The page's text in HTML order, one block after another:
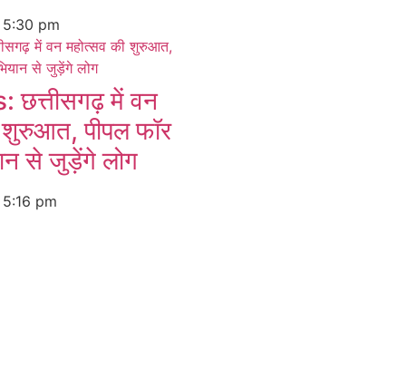
5:30 pm
छत्तीसगढ़ में वन
शुरुआत, पीपल फॉर
से जुड़ेंगे लोग
5:16 pm